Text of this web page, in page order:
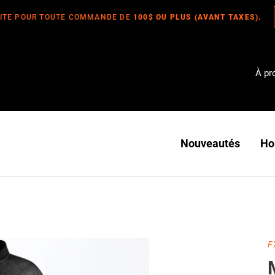
POUR TOUTE COMMANDE DE 100$ OU PLUS (AVANT TAXES).
À
Nouveautés